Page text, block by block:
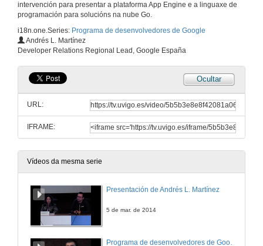
intervención para presentar a plataforma App Engine e a linguaxe de
programación para solucións na nube Go.
i18n.one.Series: Programa de desenvolvedores de Google
Andrés L. Martínez
Developer Relations Regional Lead, Google España
Ocultar
URL:
IFRAME:
Vídeos da mesma serie
Presentación de Andrés L. Martínez
5 de mar. de 2014